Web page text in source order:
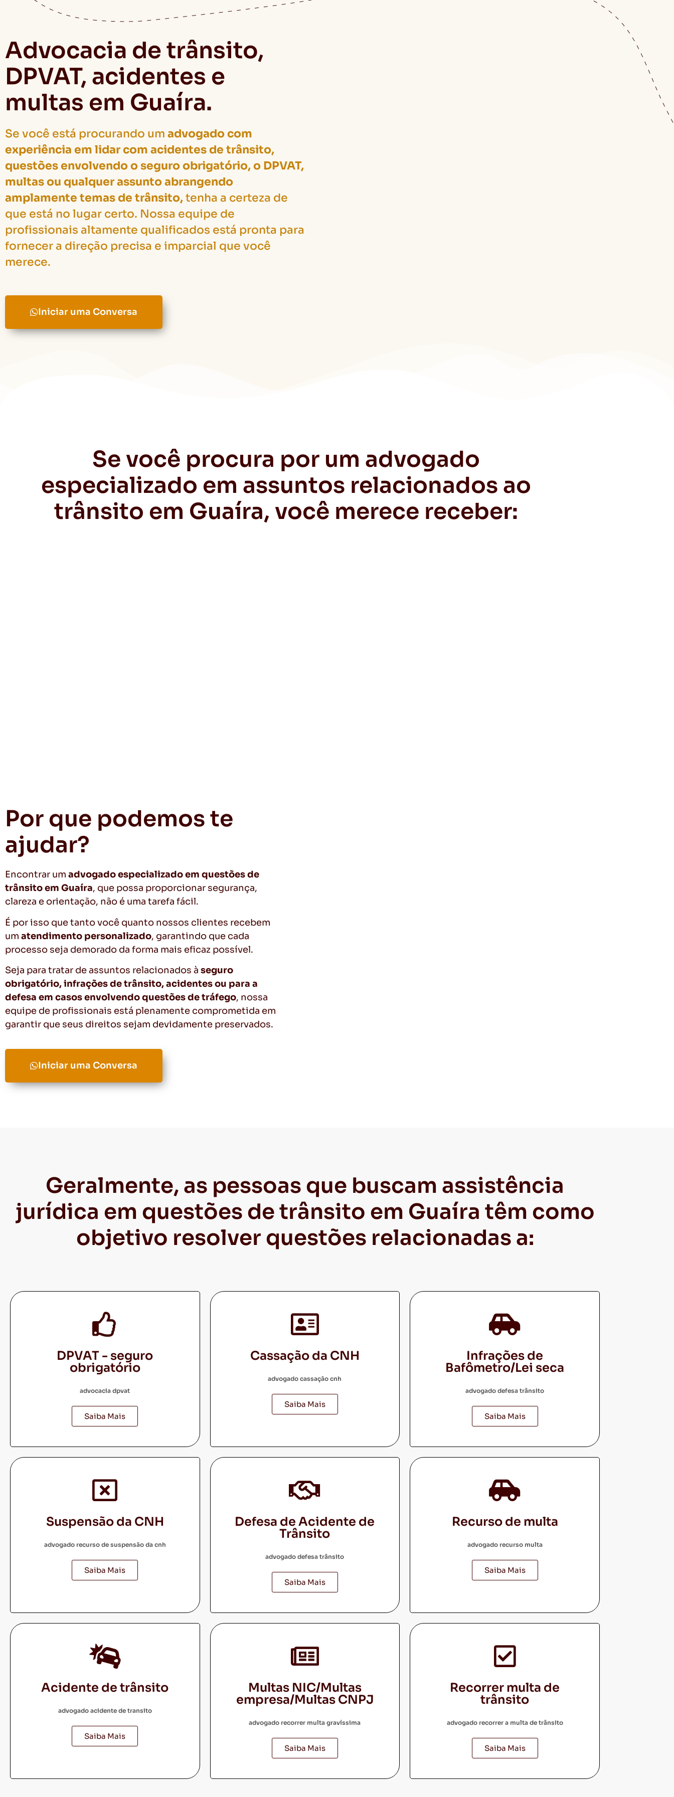
Advocacia de trânsito,
DPVAT, acidentes e
multas em Guaíra.
Se você está procurando um advogado com
experiência em lidar com acidentes de trânsito,
questões envolvendo o seguro obrigatório, o DPVAT,
multas ou qualquer assunto abrangendo
amplamente temas de trânsito,tenha a certeza de
que está no lugar certo. Nossa equipe de
profissionais altamente qualificados está pronta para
fornecer a direção precisa e imparcial que você
merece.
Iniciar uma Conversa
Se você procura por um advogado
especializado em assuntos relacionados ao
trânsito em Guaíra, você merece receber:
Por que podemos te
ajudar?
Encontrar um advogado especializado em questões de
trânsito em Guaíra, que possa proporcionar segurança,
clareza e orientação, não é uma tarefa fácil.
É por isso que tanto você quanto nossos clientes recebem
um atendimento personalizado, garantindo que cada
processo seja demorado da forma mais eficaz possível.
Seja para tratar de assuntos relacionados à seguro
obrigatório, infrações de trânsito, acidentes ou para a
defesa em casos envolvendo questões de tráfego, nossa
equipe de profissionais está plenamente comprometida em
garantir que seus direitos sejam devidamente preservados.
Iniciar uma Conversa
Geralmente, as pessoas que buscam assistência
jurídica em questões de trânsito em Guaíra têm como
objetivo resolver questões relacionadas a:
DPVAT - seguro
obrigatório
advocacia dpvat
Saiba Mais
Cassação da CNH
advogado cassação cnh
Saiba Mais
Infrações de
Bafômetro/Lei seca
advogado defesa trânsito
Saiba Mais
Suspensão da CNH
advogado recurso de suspensão da cnh
Saiba Mais
Defesa de Acidente de
Trânsito
advogado defesa trânsito
Saiba Mais
Recurso de multa
advogado recurso multa
Saiba Mais
Acidente de trânsito
advogado acidente de transito
Saiba Mais
Multas NIC/Multas
empresa/Multas CNPJ
advogado recorrer multa gravíssima
Saiba Mais
Recorrer multa de
trânsito
advogado recorrer a multa de trânsito
Saiba Mais